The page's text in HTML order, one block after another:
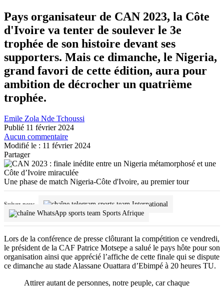
Pays organisateur de CAN 2023, la Côte
d'Ivoire va tenter de soulever le 3e
trophée de son histoire devant ses
supporters. Mais ce dimanche, le Nigeria,
grand favori de cette édition, aura pour
ambition de décrocher un quatrième
trophée.
Emile Zola Nde Tchoussi
Publié 11 février 2024
Aucun commentaire
Modifié le : 11 février 2024
Partager
Une phase de match Nigeria-Côte d'Ivoire, au premier tour
Suivez-nous
International
Sports Afrique
Lors de la conférence de presse clôturant la compétition ce vendredi,
le président de la CAF Patrice Motsepe a salué le pays hôte pour son
organisation ainsi que apprécié l’affiche de cette finale qui se dispute
ce dimanche au stade Alassane Ouattara d’Ebimpé à 20 heures TU.
Attirer autant de personnes, notre peuple, car chaque